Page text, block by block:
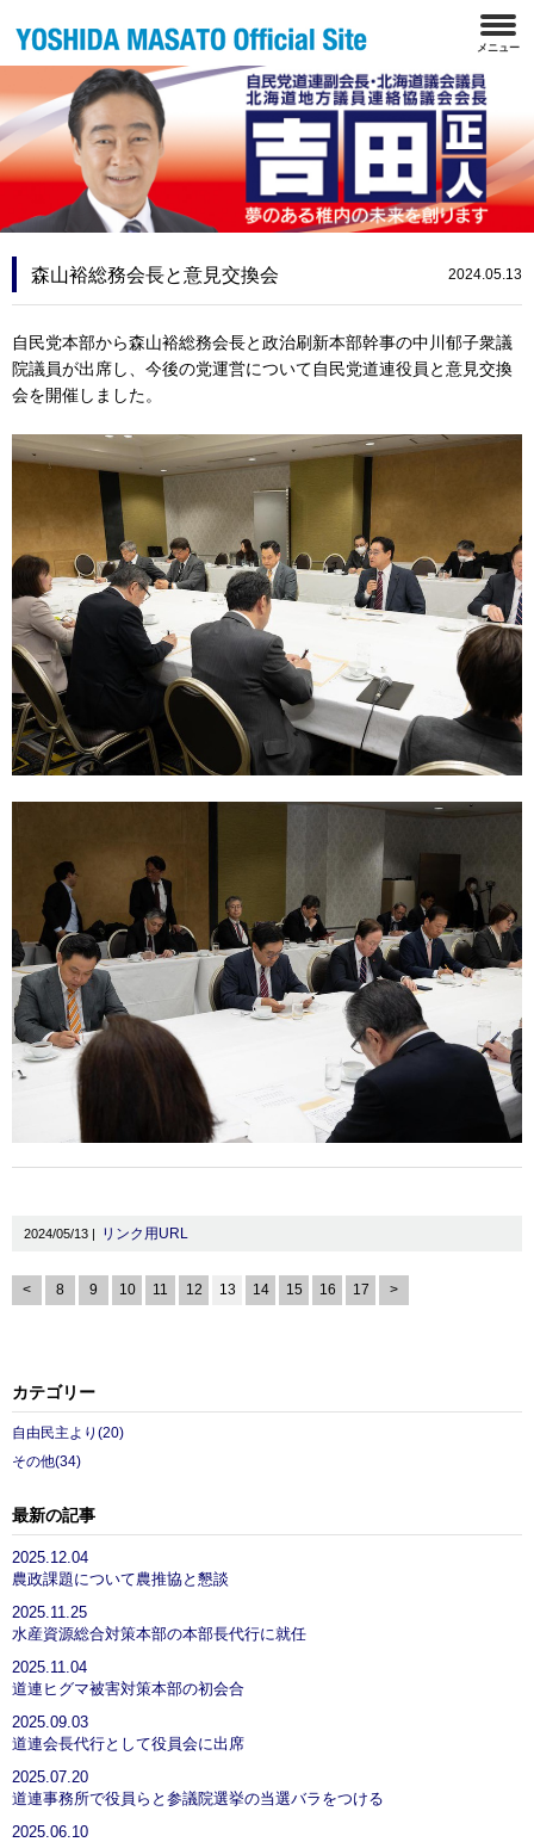
森山裕総務会長と意見交換会 2024.05.13
自民党本部から森山裕総務会長と政治刷新本部幹事の中川郁子衆議
院議員が出席し、今後の党運営について自民党道連役員と意見交換
会を開催しました。
2024/05/13 | リンク用URL
< 8 9 10 11 12 13 14 15 16 17 >
カテゴリー
自由民主より(20)
その他(34)
最新の記事
2025.12.04
農政課題について農推協と懇談
2025.11.25
水産資源総合対策本部の本部長代行に就任
2025.11.04
道連ヒグマ被害対策本部の初会合
2025.09.03
道連会長代行として役員会に出席
2025.07.20
道連事務所で役員らと参議院選挙の当選バラをつける
2025.06.10